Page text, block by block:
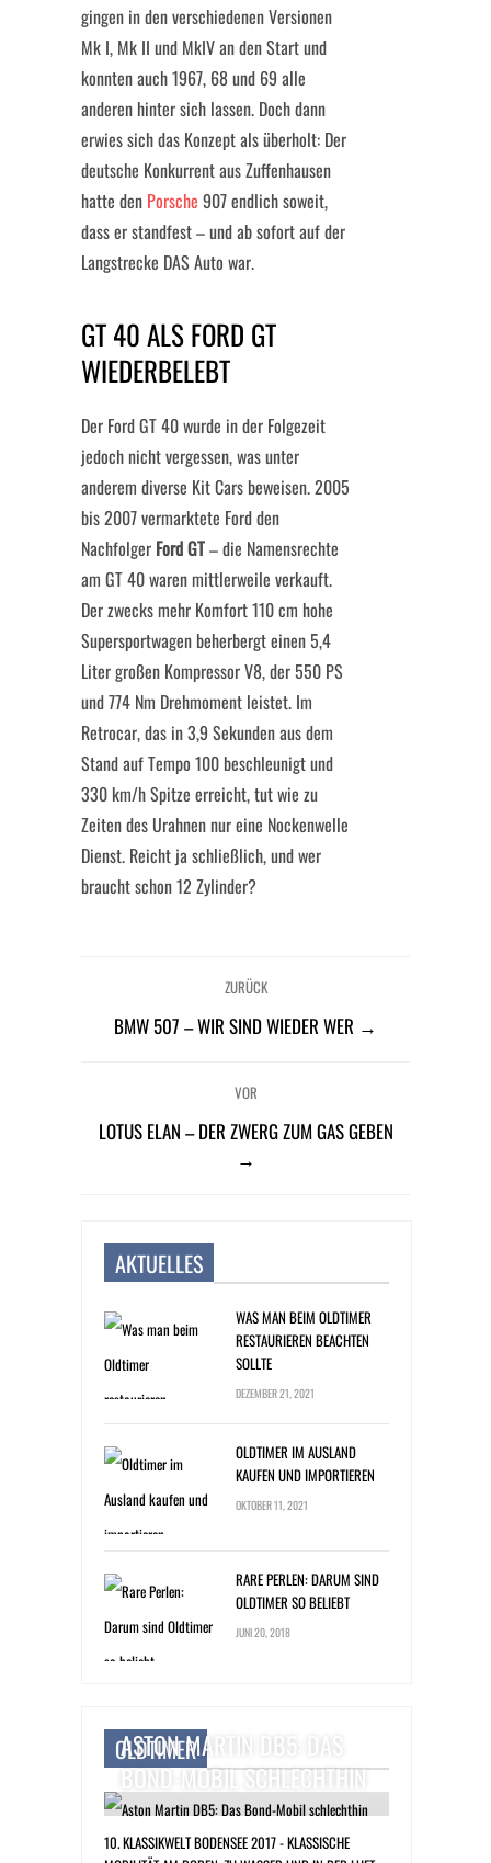
gingen in den verschiedenen Versionen
Mk I, Mk II und MkIV an den Start und
konnten auch 1967, 68 und 69 alle
anderen hinter sich lassen. Doch dann
erwies sich das Konzept als überholt: Der
deutsche Konkurrent aus Zuffenhausen
hatte den Porsche 907 endlich soweit,
dass er standfest – und ab sofort auf der
Langstrecke DAS Auto war.
GT 40 ALS FORD GT
WIEDERBELEBT
Der Ford GT 40 wurde in der Folgezeit
jedoch nicht vergessen, was unter
anderem diverse Kit Cars beweisen. 2005
bis 2007 vermarktete Ford den
Nachfolger Ford GT– die Namensrechte
am GT 40 waren mittlerweile verkauft.
Der zwecks mehr Komfort 110 cm hohe
Supersportwagen beherbergt einen 5,4
Liter großen Kompressor V8, der 550 PS
und 774 Nm Drehmoment leistet. Im
Retrocar, das in 3,9 Sekunden aus dem
Stand auf Tempo 100 beschleunigt und
330 km/h Spitze erreicht, tut wie zu
Zeiten des Urahnen nur eine Nockenwelle
Dienst. Reicht ja schließlich, und wer
braucht schon 12 Zylinder?
ZURÜCK
BMW 507 – WIR SIND WIEDER WER →
VOR
LOTUS ELAN – DER ZWERG ZUM GAS GEBEN
→
AKTUELLES
WAS MAN BEIM OLDTIMER
RESTAURIEREN BEACHTEN
SOLLTE
DEZEMBER 21, 2021
OLDTIMER IM AUSLAND
KAUFEN UND IMPORTIEREN
OKTOBER 11, 2021
RARE PERLEN: DARUM SIND
OLDTIMER SO BELIEBT
JUNI 20, 2018
OLDTIMER
ASTON MARTIN DB5: DAS
BOND-MOBIL SCHLECHTHIN
10. KLASSIKWELT BODENSEE 2017 - KLASSISCHE